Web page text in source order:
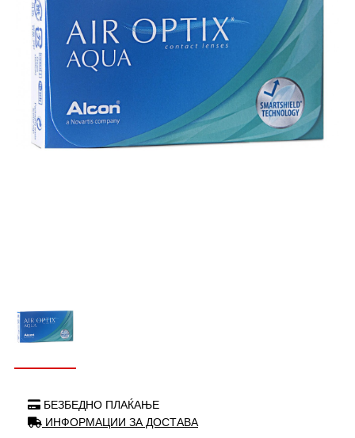
БЕЗБЕДНО ПЛАЌАЊЕ
ИНФОРМАЦИИ ЗА ДОСТАВА